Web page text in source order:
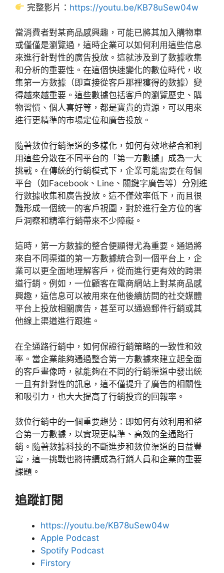
完整影片： https://youtu.be/KB78uSew04w
當消費者對某商品感興趣，可能已將其加入購物車
或僅僅是瀏覽過，這時企業可以如何利用這些信息
來進行針對性的廣告投放。這就涉及到了數據收集
和分析的重要性。在這個快速變化的數位時代，收
集第一方數據（即直接從客戶那裡獲得的數據）變
得越來越重要。這些數據包括客戶的瀏覽歷史、購
物習慣、個人喜好等，都是寶貴的資源，可以用來
進行更精準的市場定位和廣告投放。
隨著數位行銷渠道的多樣化，如何有效地整合和利
用這些分散在不同平台的「第一方數據」成為一大
挑戰。在傳統的行銷模式下，企業可能需要在每個
平台（如Facebook、Line、關鍵字廣告等）分別進
行數據收集和廣告投放。這不僅效率低下，而且很
難形成一個統一的客戶視圖，對於進行全方位的客
戶洞察和精準行銷帶來不少障礙。
這時，第一方數據的整合便顯得尤為重要。通過將
來自不同渠道的第一方數據統合到一個平台上，企
業可以更全面地理解客戶，從而進行更有效的跨渠
道行銷。例如，一位顧客在電商網站上對某商品感
興趣，這信息可以被用來在他後續訪問的社交媒體
平台上投放相關廣告，甚至可以通過郵件行銷或其
他線上渠道進行跟進。
在全通路行銷中，如何保證行銷策略的一致性和效
率。當企業能夠通過整合第一方數據來建立起全面
的客戶畫像時，就能夠在不同的行銷渠道中發出統
一且有針對性的訊息，這不僅提升了廣告的相關性
和吸引力，也大大提高了行銷投資的回報率。
數位行銷中的一個重要趨勢：即如何有效利用和整
合第一方數據，以實現更精準、高效的全通路行
銷。隨著數據科技的不斷進步和數位渠道的日益豐
富，這一挑戰也將持續成為行銷人員和企業的重要
課題。
追蹤訂閱
https://youtu.be/KB78uSew04w
Apple Podcast
Spotify Podcast
Firstory